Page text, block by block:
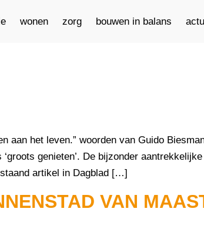
wonen zorg bouwen in balans
aan het leven.” woorden van Guido
genieten’. De bijzonder
artikel in Dagblad […]
VAN